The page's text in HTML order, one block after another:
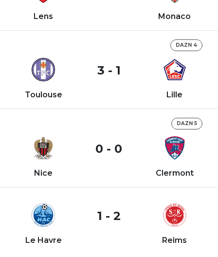
Lens Monaco
DAZN 4
Toulouse
3 - 1
Lille
DAZN 5
Nice
0 - 0
Clermont
Le Havre
1 - 2
Reims